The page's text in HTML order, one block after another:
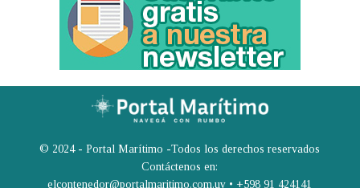
© 2024 - Portal Marítimo -Todos los derechos reservados
Contáctenos en:
elcontenedor@portalmaritimo.com.uy • +598 91 424141